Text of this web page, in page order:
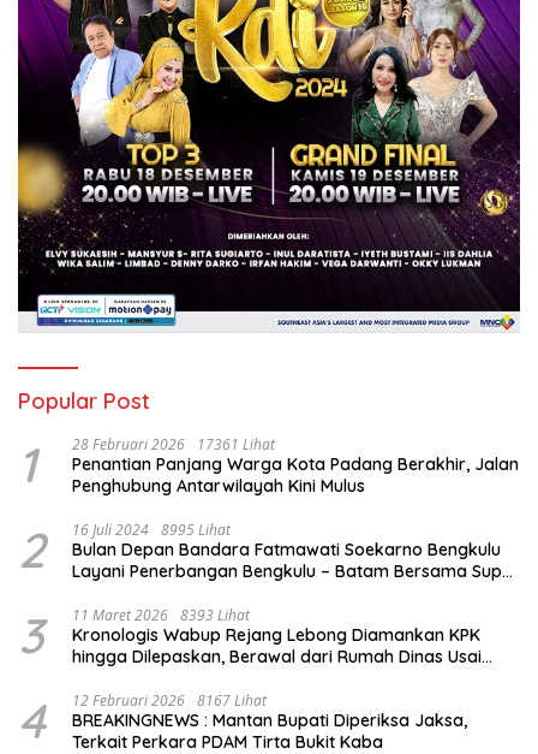
Popular Post
1 28 Februari 2026 17361 Lihat
Penantian Panjang Warga Kota Padang Berakhir, Jalan
Penghubung Antarwilayah Kini Mulus
2 16 Juli 2024 8995 Lihat
Bulan Depan Bandara Fatmawati Soekarno Bengkulu
Layani Penerbangan Bengkulu – Batam Bersama Super
3 11 Maret 2026 8393 Lihat
Kronologis Wabup Rejang Lebong Diamankan KPK
hingga Dilepaskan, Berawal dari Rumah Dinas Usai
4 12 Februari 2026 8167 Lihat
BREAKINGNEWS : Mantan Bupati Diperiksa Jaksa,
Terkait Perkara PDAM Tirta Bukit Kaba